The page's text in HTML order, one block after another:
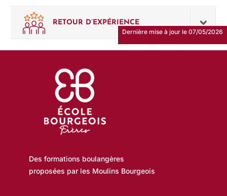
RETOUR D’EXPÉRIENCE
Dernière mise à jour le 07/05/2026
Des formations boulangères
proposées par les Moulins Bourgeois